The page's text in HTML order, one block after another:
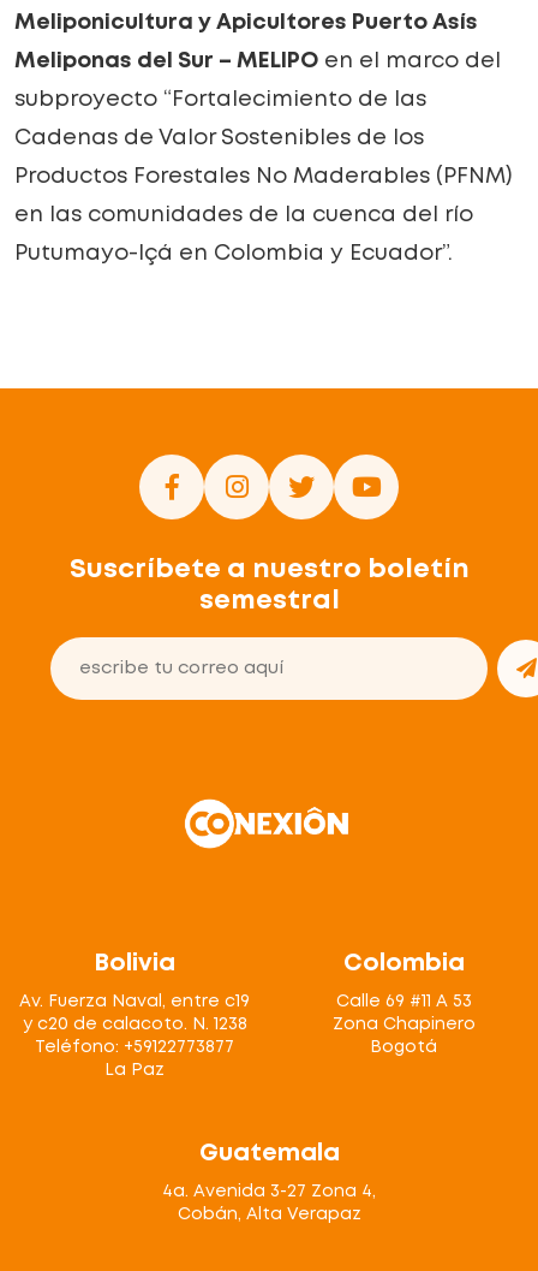
Meliponicultura y Apicultores Puerto Asís
Meliponas del Sur – MELIPO en el marco del
subproyecto “Fortalecimiento de las
Cadenas de Valor Sostenibles de los
Productos Forestales No Maderables (PFNM)
en las comunidades de la cuenca del río
Putumayo-Içá en Colombia y Ecuador”.
Suscríbete a nuestro boletín
semestral
Bolivia
Av. Fuerza Naval, entre c19
y c20 de calacoto. N. 1238
Teléfono: +59122773877
La Paz
Colombia
Calle 69 #11 A 53
Zona Chapinero
Bogotá
Guatemala
4a. Avenida 3-27 Zona 4,
Cobán, Alta Verapaz